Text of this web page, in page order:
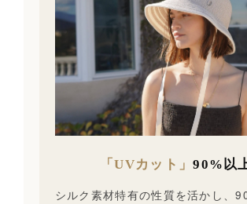
「UVカット」90%以
シルク素材特有の性質を活かし、